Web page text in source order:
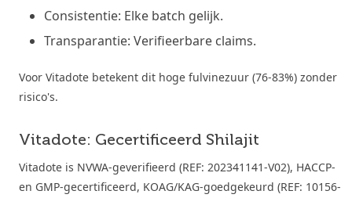
Consistentie: Elke batch gelijk.
Transparantie: Verifieerbare claims.
Voor Vitadote betekent dit hoge fulvinezuur (76-83%) zonder
risico's.
Vitadote: Gecertificeerd Shilajit
Vitadote is NVWA-geverifieerd (REF: 202341141-V02), HACCP-
en GMP-gecertificeerd, KOAG/KAG-goedgekeurd (REF: 10156-